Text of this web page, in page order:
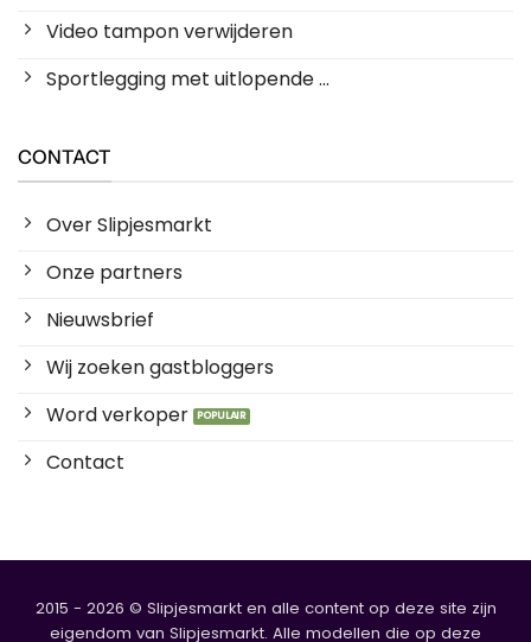
Video tampon verwijderen
Sportlegging met uitlopende ...
CONTACT
Over Slipjesmarkt
Onze partners
Nieuwsbrief
Wij zoeken gastbloggers
Word verkoper
Contact
2015 - 2026 © Slipjesmarkt en alle content op deze site zijn
eigendom van Slipjesmarkt. Alle modellen die op deze